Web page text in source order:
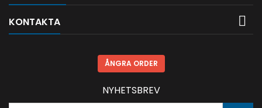
KONTAKTA 
ÅNGRA ORDER
NYHETSBREV